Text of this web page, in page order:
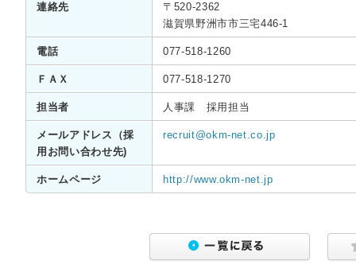
連絡先
〒520-2362
滋賀県野洲市市三宅446-1
電話 077-518-1260
ＦＡＸ 077-518-1270
担当者 人事課 採用担当
メールアドレス（採
用お問い合わせ先)
recruit@okm-net.co.jp
ホームページ http://www.okm-net.jp